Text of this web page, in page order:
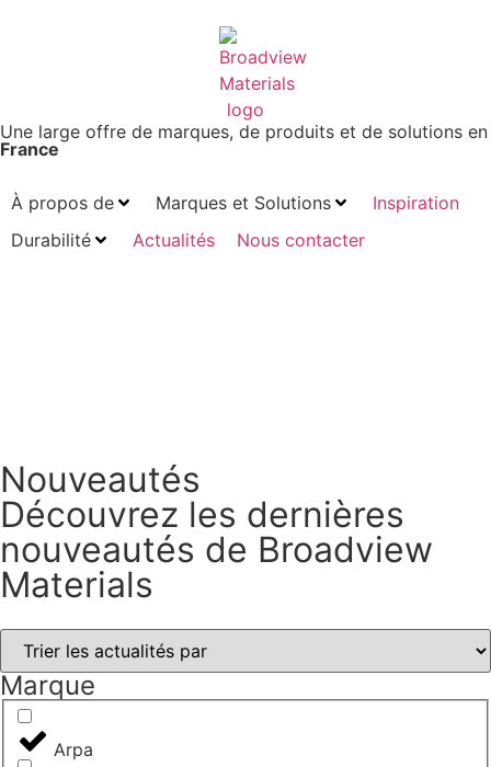
Une large offre de marques, de produits et de solutions en
France
À propos de Marques et Solutions
Inspiration
Durabilité
Actualités Nous contacter
Nouveautés
Découvrez les dernières
nouveautés de Broadview
Materials
Marque
Arpa